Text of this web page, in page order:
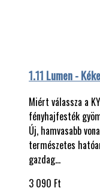
1.11 Lumen -
Miért válassza a
fényhajfesték
Új, hamvasabb
természetes
gazdag…
3 090 Ft